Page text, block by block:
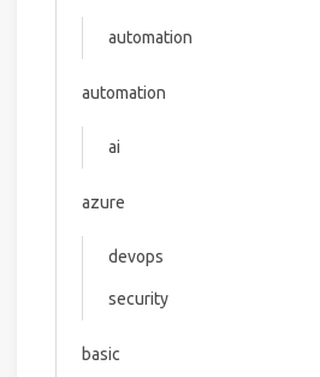
automation
automation
ai
azure
devops
security
basic